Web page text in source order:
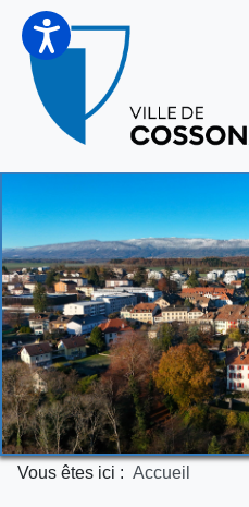
Vous êtes ici : Accueil